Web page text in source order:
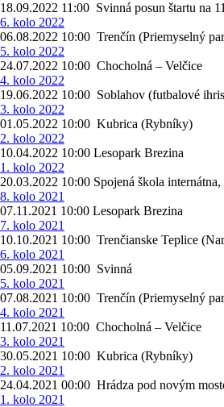
18.09.2022 11:00 Svinná posun štartu na
6. kolo 2022
06.08.2022 10:00 Trenčín (Priemyselný
5. kolo 2022
24.07.2022 10:00 Chocholná – Velčice
4. kolo 2022
19.06.2022 10:00 Soblahov (futbalové
3. kolo 2022
01.05.2022 10:00 Kubrica (Rybníky)
2. kolo 2022
10.04.2022 10:00 Lesopark Brezina
1. kolo 2022
20.03.2022 10:00 Spojená škola internátna,
8. kolo 2021
07.11.2021 10:00 Lesopark Brezina
7. kolo 2021
10.10.2021 10:00 Trenčianske Teplice
6. kolo 2021
05.09.2021 10:00 Svinná
5. kolo 2021
07.08.2021 10:00 Trenčín (Priemyselný
4. kolo 2021
11.07.2021 10:00 Chocholná – Velčice
3. kolo 2021
30.05.2021 10:00 Kubrica (Rybníky)
2. kolo 2021
24.04.2021 00:00 Hrádza pod novým
1. kolo 2021